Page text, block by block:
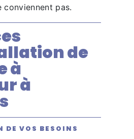
pas.
de
à
à
DE VOS BESOINS